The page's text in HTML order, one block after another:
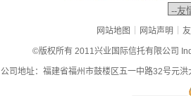
网站地图 | 网站声明 |
©版权所有 2011兴业国际信托有限公司
公司地址：福建省福州市鼓楼区五一中路32号元